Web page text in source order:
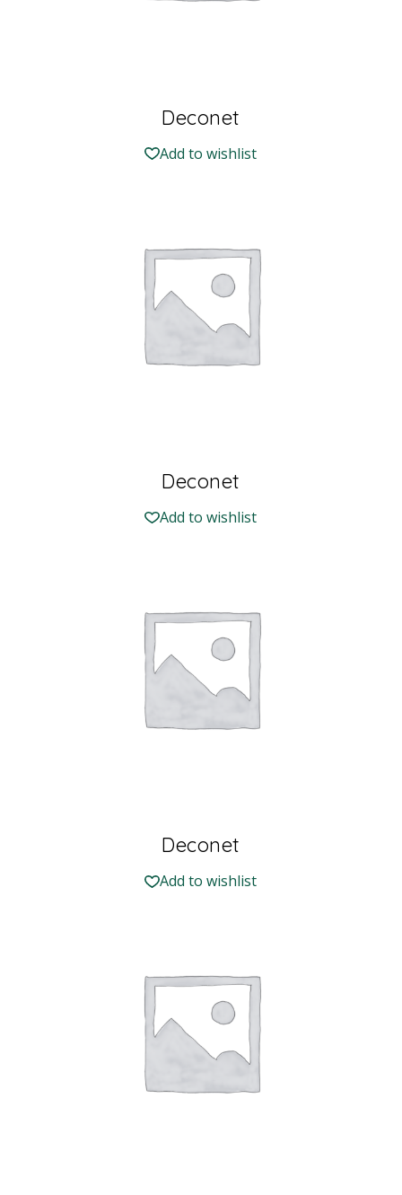
Deconet
Add to wishlist
Deconet
Add to wishlist
Deconet
Add to wishlist